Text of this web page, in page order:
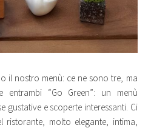
il nostro menù: ce ne sono tre, ma
“Go Green”: un menù
gustative e scoperte interessanti. Ci
ristorante, molto elegante, intima,